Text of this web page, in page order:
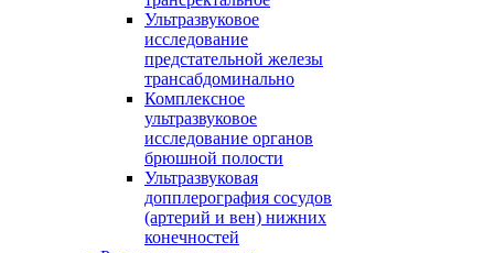
Ультразвуковое
исследование
предстательной железы
трансабдоминально
Комплексное
ультразвуковое
исследование органов
брюшной полости
Ультразвуковая
допплерография сосудов
(артерий и вен) нижних
конечностей